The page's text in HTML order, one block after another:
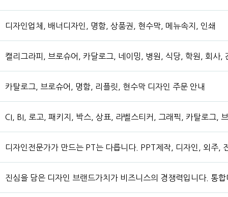
디자인업체, 배너디자인, 명함, 상품권, 현수막, 메뉴속지, 인쇄
캘리그라피, 브로슈어, 카달로그, 네이밍, 병원, 식당, 학원, 회사,
카탈로그, 브로슈어, 명함, 리플릿, 현수막 디자인 주문 안내
CI, BI, 로고, 패키지, 박스, 상표, 라벨스티커, 그래픽, 카탈로그,
디자인전문가가 만드는 PT는 다릅니다. PPT제작, 디자인, 외주,
진심을 담은 디자인 브랜드가치가 비즈니스의 경쟁력입니다. 통